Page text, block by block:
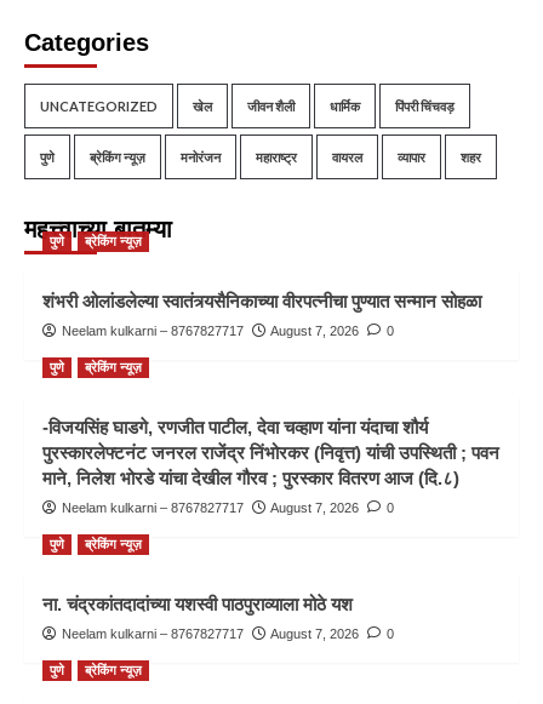
Categories
UNCATEGORIZED खेल जीवन शैली धार्मिक पिंपरी चिंचवड़
पुणे ब्रेकिंग न्यूज़ मनोरंजन महाराष्ट्र वायरल व्यापार शहर
महत्त्वाच्या बातम्या
पुणे ब्रेकिंग न्यूज़
शंभरी ओलांडलेल्या स्वातंत्र्यसैनिकाच्या वीरपत्नीचा पुण्यात सन्मान सोहळा
Neelam kulkarni – 8767827717 August 7, 2026 0
पुणे ब्रेकिंग न्यूज़
-विजयसिंह घाडगे, रणजीत पाटील, देवा चव्हाण यांना यंदाचा शौर्य
पुरस्कारलेफ्टनंट जनरल राजेंद्र निंभोरकर (निवृत्त) यांची उपस्थिती ; पवन
माने, निलेश भोरडे यांचा देखील गौरव ; पुरस्कार वितरण आज (दि.८)
Neelam kulkarni – 8767827717 August 7, 2026 0
पुणे ब्रेकिंग न्यूज़
ना. चंद्रकांतदादांच्या यशस्वी पाठपुराव्याला मोठे यश
Neelam kulkarni – 8767827717 August 7, 2026 0
पुणे ब्रेकिंग न्यूज़